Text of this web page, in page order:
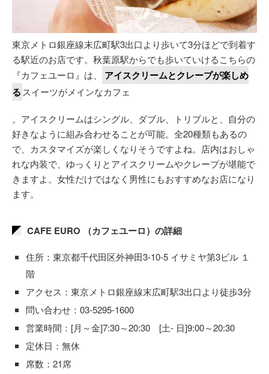
東京メトロ銀座線末広町駅3出口より歩いて3分ほどで到着す
る駅近のお店です。秋葉原駅からでも歩いていけるこちらの
『カフェユーロ』は、
アイスクリームとクレープが楽しめ
る スイーツがメインなカフェ
。アイスクリームはシングル、ダブル、トリプルと、自分の
好きなように組み合わせることが可能。全20種類もあるの
で、カスタマイズが楽しくなりそうですよね。店内はおしゃ
れな内装で、ゆっくりとアイスクリームやクレープが堪能で
きますよ。女性だけではなく男性にもおすすめなお店になり
ます。
CAFE EURO （カフェユーロ）の詳細
住所：東京都千代田区外神田3-10-5 イサミヤ第3ビル １
階
アクセス：東京メトロ銀座線末広町駅3出口より徒歩3分
問い合わせ：03-5295-1600
営業時間：[月～金]7:30～20:30 [土- 日]9:00～20:30
定休日：無休
席数：21席